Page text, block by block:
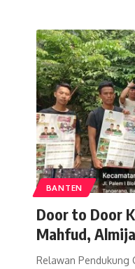
BANTEN
Door to Door
Mahfud,
Relawan Pendukung